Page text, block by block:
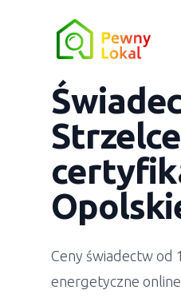
Ceny świadectw od
energetyczne